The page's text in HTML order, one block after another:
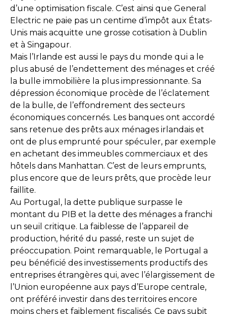
d’une optimisation fiscale. C’est ainsi que General
Electric ne paie pas un centime d’impôt aux États-
Unis mais acquitte une grosse cotisation à Dublin
et à Singapour.
Mais l’Irlande est aussi le pays du monde qui a le
plus abusé de l’endettement des ménages et créé
la bulle immobilière la plus impressionnante. Sa
dépression économique procède de l’éclatement
de la bulle, de l’effondrement des secteurs
économiques concernés. Les banques ont accordé
sans retenue des prêts aux ménages irlandais et
ont de plus emprunté pour spéculer, par exemple
en achetant des immeubles commerciaux et des
hôtels dans Manhattan. C’est de leurs emprunts,
plus encore que de leurs prêts, que procède leur
faillite.
Au Portugal, la dette publique surpasse le
montant du PIB et la dette des ménages a franchi
un seuil critique. La faiblesse de l’appareil de
production, hérité du passé, reste un sujet de
préoccupation. Point remarquable, le Portugal a
peu bénéficié des investissements productifs des
entreprises étrangères qui, avec l’élargissement de
l’Union européenne aux pays d’Europe centrale,
ont préféré investir dans des territoires encore
moins chers et faiblement fiscalisés. Ce pays subit